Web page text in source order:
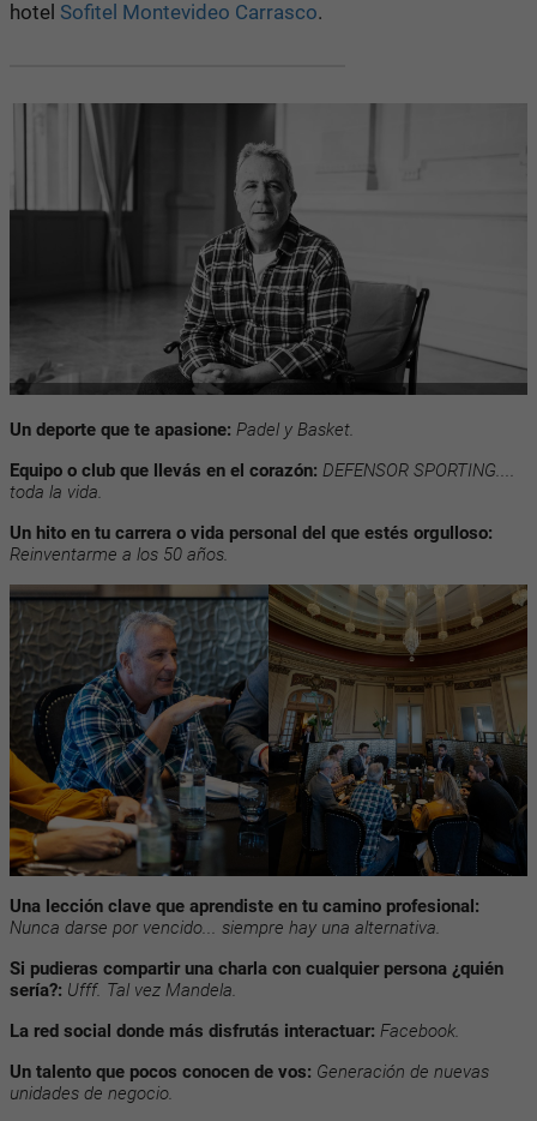
hotel Sofitel Montevideo Carrasco.
Un deporte que te apasione: Padel y Basket.
Equipo o club que llevás en el corazón: DEFENSOR SPORTING....
toda la vida.
Un hito en tu carrera o vida personal del que estés orgulloso:
Reinventarme a los 50 años.
Una lección clave que aprendiste en tu camino profesional:
Nunca darse por vencido... siempre hay una alternativa.
Si pudieras compartir una charla con cualquier persona ¿quién
sería?: Ufff. Tal vez Mandela.
La red social donde más disfrutás interactuar: Facebook.
Un talento que pocos conocen de vos: Generación de nuevas
unidades de negocio.